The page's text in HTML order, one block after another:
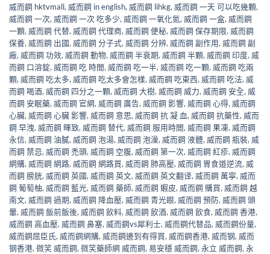
威而鋼 hktvmall, 威而鋼 in english, 威而鋼 lihkg, 威而鋼 一天 可以吃幾顆,
威而鋼 一次, 威而鋼 一次 吃多少, 威而鋼 一氧化氮, 威而鋼 一盒, 威而鋼
一顆, 威而鋼 代替, 威而鋼 代理商, 威而鋼 便秘, 威而鋼 保存期限, 威而鋼
保養, 威而鋼 出國, 威而鋼 分子式, 威而鋼 分辨, 威而鋼 副作用, 威而鋼 副
廠, 威而鋼 功效, 威而鋼 動物, 威而鋼 半衰期, 威而鋼 半顆, 威而鋼 印度, 威
而鋼 口溶錠, 威而鋼 吃 時間, 威而鋼 吃一半, 威而鋼 吃一顆, 威而鋼 吃兩
顆, 威而鋼 吃太多, 威而鋼 吃太多會怎樣, 威而鋼 吃東西, 威而鋼 吃法, 威
而鋼 喝酒, 威而鋼 四分之一顆, 威而鋼 大樹, 威而鋼 威力, 威而鋼 安全, 威
而鋼 安眠藥, 威而鋼 官網, 威而鋼 廣告, 威而鋼 影響, 威而鋼 心得, 威而鋼
心臟, 威而鋼 心臟 影響, 威而鋼 意思, 威而鋼 抗 凝 血, 威而鋼 抗藥性, 威而
鋼 早洩, 威而鋼 暉致, 威而鋼 替代, 威而鋼 服用時間, 威而鋼 果凍, 威而鋼
永信, 威而鋼 油膩, 威而鋼 泡湯, 威而鋼 泡澡, 威而鋼 液體, 威而鋼 瓶裝, 威
而鋼 禁忌, 威而鋼 禿頭, 威而鋼 空腹, 威而鋼 第一次, 威而鋼 紅疹, 威而鋼
網購, 威而鋼 網路, 威而鋼 網路買, 威而鋼 肺高壓, 威而鋼 胃食道逆流, 威
而鋼 膀胱, 威而鋼 英國, 威而鋼 英文, 威而鋼 英文翻译, 威而鋼 萬寧, 威而
鋼 葡萄柚, 威而鋼 藍光, 威而鋼 藥師, 威而鋼 蝦皮, 威而鋼 購買, 威而鋼 越
南文, 威而鋼 過期, 威而鋼 降血壓, 威而鋼 青光眼, 威而鋼 預防, 威而鋼 頭
暈, 威而鋼 飯前飯後, 威而鋼 飲料, 威而鋼 飲酒, 威而鋼 飲食, 威而鋼 香港,
威而鋼 高血壓, 威而鋼 鼻塞, 威而鋼vs犀利士, 威而鋼代替品, 威而鋼份量,
威而鋼屈臣氏, 威而鋼網購, 威而鋼邊到有得買, 威而鋼香港, 威而钢, 威而
钢香港, 微笑 威而鋼, 微笑藥師網 威而鋼, 易安穩 威而鋼, 永立 威而鋼, 永